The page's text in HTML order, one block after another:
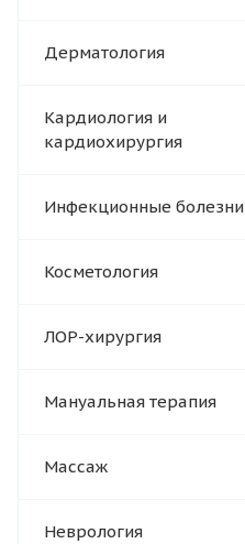
Дерматология
Кардиология и
кардиохирургия
Инфекционные болезни
Косметология
ЛОР-хирургия
Мануальная терапия
Массаж
Неврология